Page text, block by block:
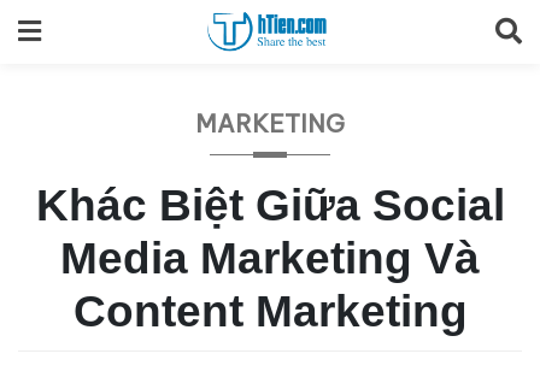
to
MARKETING
Khác Biệt Giữa Social
Media Marketing Và
Content Marketing